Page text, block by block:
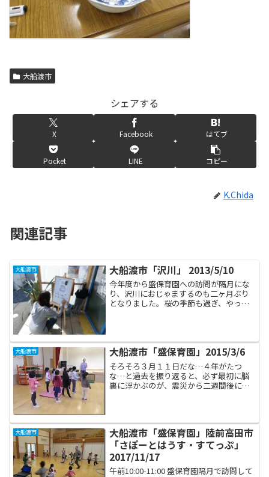
大船渡市
シェアする
X Facebook はてブ
Pocket LINE コピー
K.Chida
関連記事
大船渡市 大船渡市「沢川」 2013/5/10
今年度から盛保育園への訪問が隔月にな
り、沢川におじゃまするのも二ヶ月ぶり
となりました。桜の季節も過ぎ、やっと
なりました。支援員さんが...
大船渡市 大船渡市「盛保育園」2015/3/6
そろそろ３月１１日だな…４年がたつ
な…と過去を振り返ると、必ず最初に脳
裏に浮かぶのが、震災から二週間後に出
い状態での旅立ちでした。我...
大船渡市
大船渡市「盛保育園」陸前高田市
「さぽーとはうす・すてっぷ」
2017/11/17
午前10:00-11:00 盛保育園隔月で訪問して